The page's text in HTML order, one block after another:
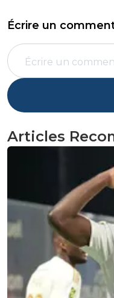
Écrire un
Articles